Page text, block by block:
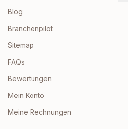
Blog
Branchenpilot
Sitemap
FAQs
Bewertungen
Mein Konto
Meine Rechnungen